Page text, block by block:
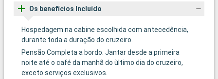
Os benefícios Incluído
Hospedagem na cabine escolhida com antecedência,
durante toda a duração do cruzeiro.
Pensão Completa a bordo. Jantar desde a primeira
noite até o café da manhã do ùltimo dia do cruzeiro,
exceto serviços exclusivos.